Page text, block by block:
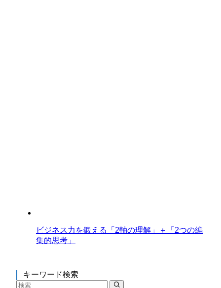
ビジネス力を鍛える「2軸の理解」＋「2つの編
集的思考」
キーワード検索